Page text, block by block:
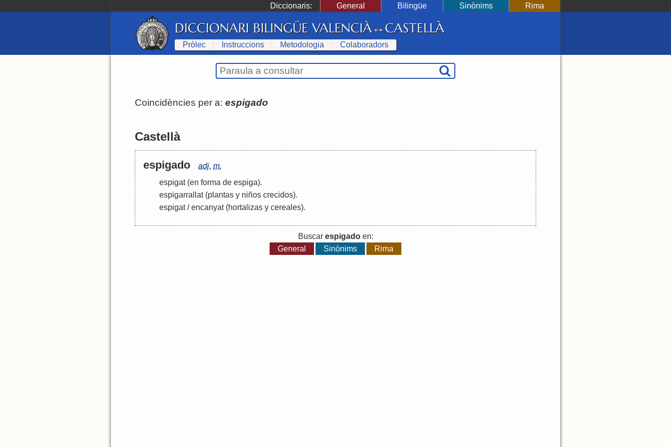
Diccionaris: General Bilingüe Sinònims Rima
DICCIONARI BILINGÜE VALENCIÀ↔CASTELLÀ
Pròlec Instruccions Metodologia Colaboradors
Coincidències per a: espigado
Castellà
espigado adj. m.
espigat(en forma de espiga).
espigarrallat(plantas y niños crecidos).
espigat/encanyat(hortalizas y cereales).
Buscar espigadoen:
General
Sinònims Rima